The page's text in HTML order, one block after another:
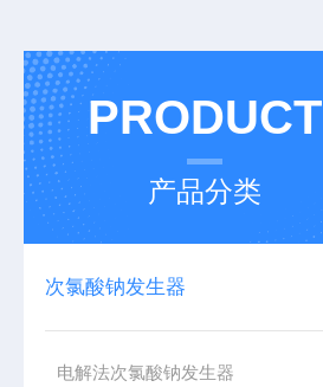
PRODUCT
产品分类
次氯酸钠发生器
电解法次氯酸钠发生器